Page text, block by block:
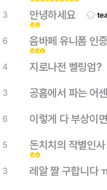
3
emoji_emotionsemoji_emotions
안녕하세요
6
emoji_emotionsemoji_emotionsemoji_emotions
음바페 유니폼 인
4 지로나전 벨링엄?
3 공홈에서 파는 어
6 이렇게 다 부상이
5
emoji_emotionsemoji_emotions
돈치치의 작별인사
3 레알 짤 구합니다